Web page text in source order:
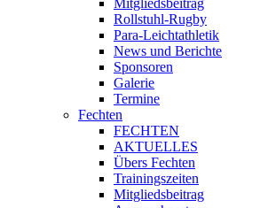
Mitgliedsbeitrag
Rollstuhl-Rugby
Para-Leichtathletik
News und Berichte
Sponsoren
Galerie
Termine
Fechten
FECHTEN
AKTUELLES
Übers Fechten
Trainingszeiten
Mitgliedsbeitrag